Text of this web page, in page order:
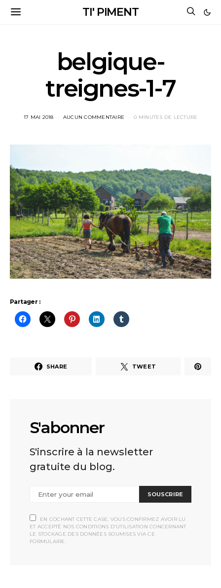
TI' PIMENT
belgique-
treignes-1-7
17 MAI 2018 AUCUN COMMENTAIRE 0 MINUTES DE LECTURE
Partager :
SHARE TWEET
S'abonner
S'inscrire à la newsletter
gratuite du blog.
SOUSCRIRE
EN COCHANT CETTE CASE, VOUS CONFIRMEZ AVOIR LU
ET ACCEPTÉ NOS CONDITIONS D'UTILISATION CONCERNANT
LE STOCKAGE DES DONNÉES SOUMISES VIA CE
FORMULAIRE.